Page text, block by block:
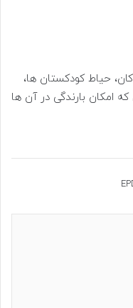
حیاط کودکستان ها،
امکان بارندگی در آن ها